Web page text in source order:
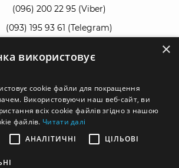
(096) 200 22 95(Viber)
(093) 195 93 61 (Telegram)
manager@pmaster.com.ua
всі права захищені.
×
використовує
cookie файли для покращення
Використовуючи наш веб-сайт, ви
всіх cookie файлів згідно з нашою
файлів. Читати далі
АНАЛІТИЧНІ ЦІЛЬОВІ